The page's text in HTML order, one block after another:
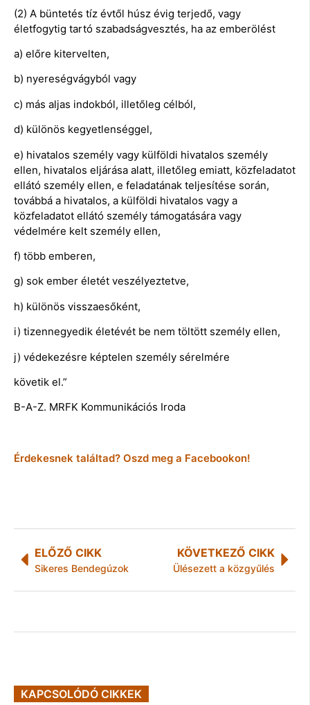
(2) A büntetés tíz évtől húsz évig terjedő, vagy
életfogytig tartó szabadságvesztés, ha az emberölést
a) előre kitervelten,
b) nyereségvágyból vagy
c) más aljas indokból, illetőleg célból,
d) különös kegyetlenséggel,
e) hivatalos személy vagy külföldi hivatalos személy
ellen, hivatalos eljárása alatt, illetőleg emiatt, közfeladatot
ellátó személy ellen, e feladatának teljesítése során,
továbbá a hivatalos, a külföldi hivatalos vagy a
közfeladatot ellátó személy támogatására vagy
védelmére kelt személy ellen,
f) több emberen,
g) sok ember életét veszélyeztetve,
h) különös visszaesőként,
i) tizennegyedik életévét be nem töltött személy ellen,
j) védekezésre képtelen személy sérelmére
követik el.”
B-A-Z. MRFK Kommunikációs Iroda
Érdekesnek találtad? Oszd meg a Facebookon!
ELŐZŐ CIKK
Sikeres Bendegúzok
KÖVETKEZŐ CIKK
Ülésezett a közgyűlés
KAPCSOLÓDÓ CIKKEK